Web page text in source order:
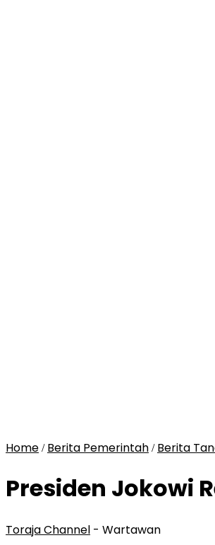
Home / Berita Pemerintah / Berita
Presiden Jokowi
Toraja Channel - Wartawan